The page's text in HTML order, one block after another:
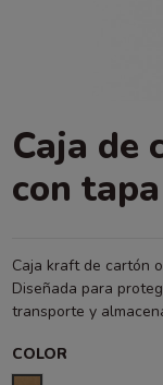
Caja de
con
Caja kraft de cartón
Diseñada para
transporte y
COLOR